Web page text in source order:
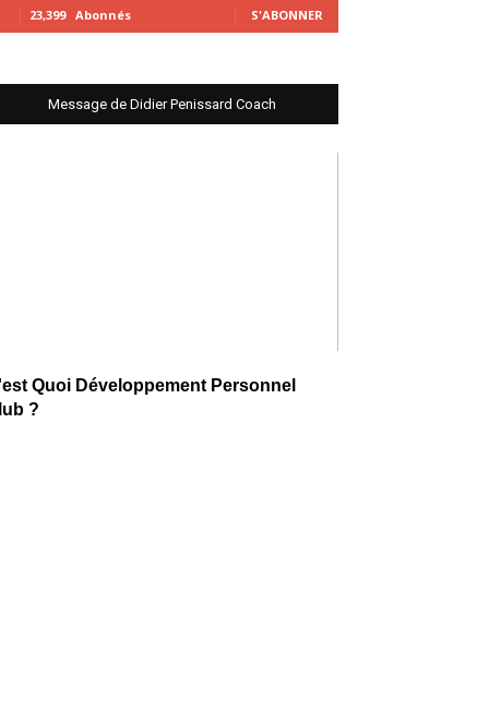
23,399 Abonnés S'ABONNER
Message de Didier Penissard Coach
Quoi Développement Personnel
?